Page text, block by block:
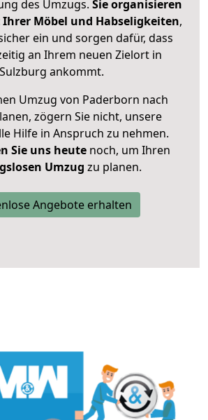
des Umzugs. Sie organisieren
Möbel und Habseligkeiten,
ein und sorgen dafür, dass
an Ihrem neuen Zielort in
Sulzburg ankommt.
Umzug von Paderborn nach
zögern Sie nicht, unsere
Hilfe in Anspruch zu nehmen.
Sie uns heutenoch, um Ihren
Umzug zu planen.
Angebote erhalten